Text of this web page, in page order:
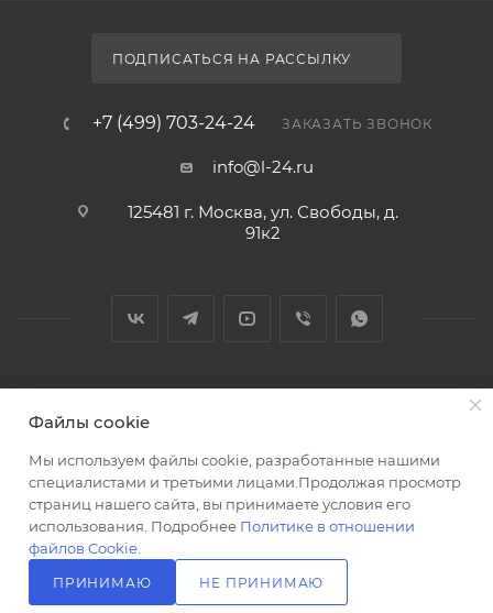
ПОДПИСАТЬСЯ НА РАССЫЛКУ
+7 (499) 703-24-24 ЗАКАЗАТЬ ЗВОНОК
info@l-24.ru
125481 г. Москва, ул. Свободы, д.
91к2
Разработка сайта
Файлы cookie
Мы используем файлы cookie, разработанные нашими
специалистами и третьими лицами.Продолжая просмотр
страниц нашего сайта, вы принимаете условия его
использования. Подробнее Политике в отношении
файлов Cookie
ПРИНИМАЮ НЕ ПРИНИМАЮ